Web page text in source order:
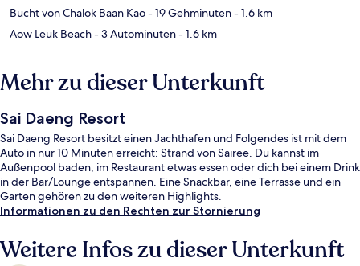
Bucht von Chalok Baan Kao- 19 Gehminuten- 1.6 km
Aow Leuk Beach- 3 Autominuten- 1.6 km
Mehr zu dieser Unterkunft
Sai Daeng Resort
Sai Daeng Resort besitzt einen Jachthafen und Folgendes ist mit dem
Auto in nur 10 Minuten erreicht: Strand von Sairee. Du kannst im
Außenpool baden, im Restaurant etwas essen oder dich bei einem Drink
in der Bar/Lounge entspannen. Eine Snackbar, eine Terrasse und ein
Garten gehören zu den weiteren Highlights.
Informationen zu den Rechten zur Stornierung
Weitere Infos zu dieser Unterkunft